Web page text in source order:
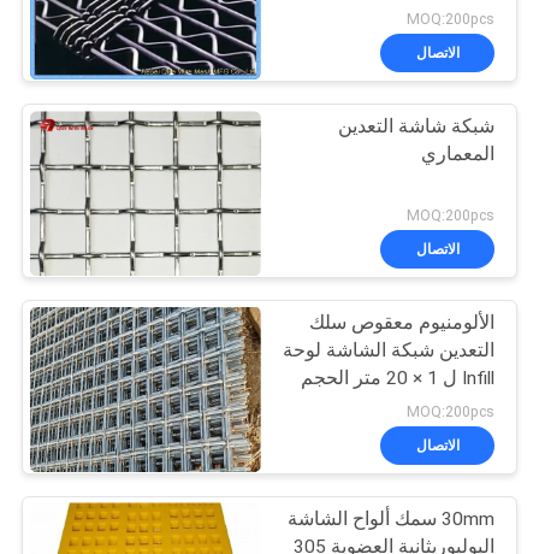
MOQ:200pcs
الاتصال
شبكة شاشة التعدين
المعماري
MOQ:200pcs
الاتصال
الألومنيوم معقوص سلك
التعدين شبكة الشاشة لوحة
Infill ل 1 × 20 متر الحجم
MOQ:200pcs
الاتصال
30mm سمك ألواح الشاشة
البوليوريثانية العضوية 305